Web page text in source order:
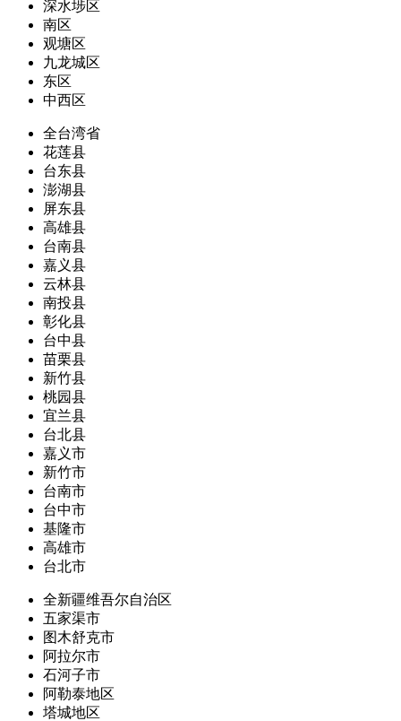
深水埗区
南区
观塘区
九龙城区
东区
中西区
全台湾省
花莲县
台东县
澎湖县
屏东县
高雄县
台南县
嘉义县
云林县
南投县
彰化县
台中县
苗栗县
新竹县
桃园县
宜兰县
台北县
嘉义市
新竹市
台南市
台中市
基隆市
高雄市
台北市
全新疆维吾尔自治区
五家渠市
图木舒克市
阿拉尔市
石河子市
阿勒泰地区
塔城地区